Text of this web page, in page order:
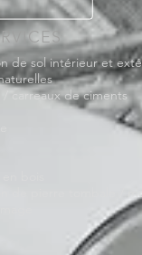
de sol intérieur et
/ carreaux de ciments
de pierre tombale /